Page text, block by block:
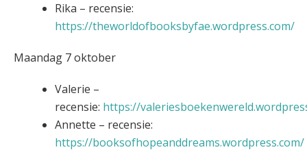
Rika – recensie:
https://theworldofbooksbyfae.wordpress.com/
Maandag 7 oktober
Valerie –
recensie: https://
Annette – recensie:
https://booksofhopeanddreams.wordpress.com/